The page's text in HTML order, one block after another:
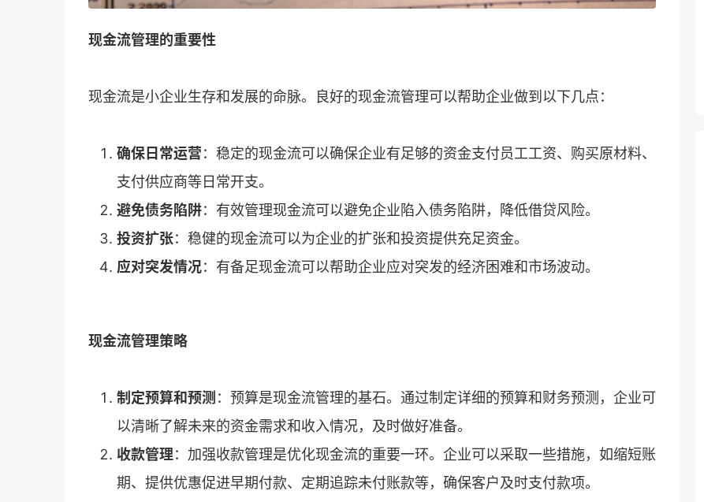
现金流管理的重要性
现金流是小企业生存和发展的命脉。良好的现金流管理可以帮助企业做到以下几点：
确保日常运营：稳定的现金流可以确保企业有足够的资金支付员工工资、购买原材料、
支付供应商等日常开支。
避免债务陷阱：有效管理现金流可以避免企业陷入债务陷阱，降低借贷风险。
投资扩张：稳健的现金流可以为企业的扩张和投资提供充足资金。
应对突发情况：有备足现金流可以帮助企业应对突发的经济困难和市场波动。
现金流管理策略
制定预算和预测 ：预算是现金流管理的基石。通过制定详细的预算和财务预测，企业可
以清晰了解未来的资金需求和收入情况，及时做好准备。
收款管理：加强收款管理是优化现金流的重要一环。企业可以采取一些措施，如缩短账
期、提供优惠促进早期付款、定期追踪未付账款等，确保客户及时支付款项。